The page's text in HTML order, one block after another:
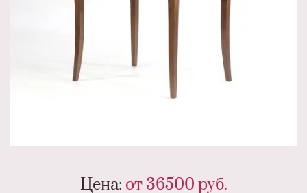
Цена: от 36500 руб.